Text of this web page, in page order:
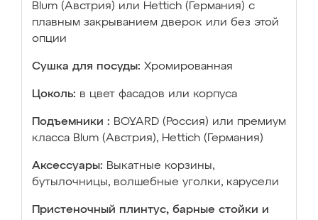
Blum (Австрия) или Hettich (Германия) с
плавным закрыванием дверок или без этой
опции
Сушка для посуды: Хромированная
Цоколь: в цвет фасадов или корпуса
Подъемники : BOYARD (Россия) или премиум
класса Blum (Австрия), Hettich (Германия)
Аксессуары: Выкатные корзины,
бутылочницы, волшебные уголки, карусели
Пристеночный плинтус, барные стойки и